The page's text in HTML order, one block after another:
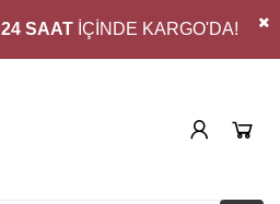
24 SAATİÇİNDE KARGO'DA!